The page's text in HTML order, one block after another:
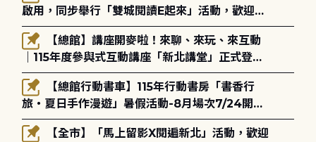
啟用，同步舉行「雙城閱讀E起來」活動，歡迎踴
躍參加(115年8月3日至10月4日)。
｜115年度參與式互動講座「新北講堂」正式登
場！
旅・夏日手作漫遊」暑假活動-8月場次7/24開始
報名